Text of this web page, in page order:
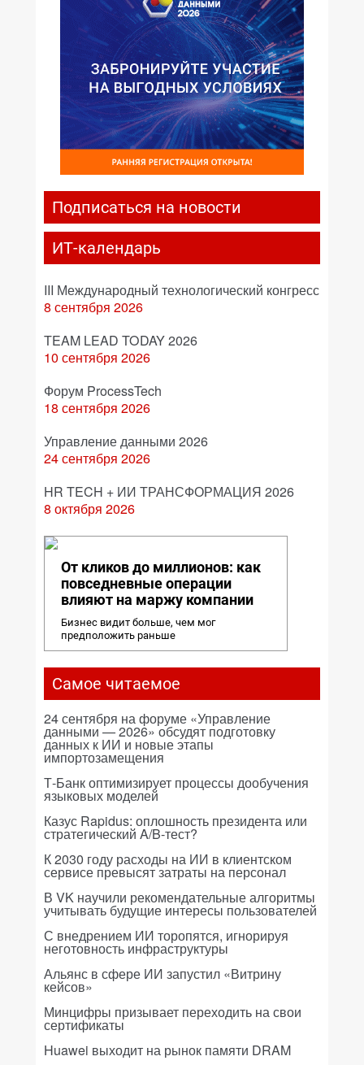
Подписаться на новости
ИТ-календарь
III Международный технологический конгресс
8 сентября 2026
TEAM LEAD TODAY 2026
10 сентября 2026
Форум ProcessTech
18 сентября 2026
Управление данными 2026
24 сентября 2026
HR TECH + ИИ ТРАНСФОРМАЦИЯ 2026
8 октября 2026
От кликов до миллионов: как
повседневные операции
влияют на маржу компании
Бизнес видит больше, чем мог
предположить раньше
Самое читаемое
24 сентября на форуме «Управление
данными — 2026» обсудят подготовку
данных к ИИ и новые этапы
импортозамещения
Т-Банк оптимизирует процессы дообучения
языковых моделей
Казус Rapidus: оплошность президента или
стратегический A/B-тест?
К 2030 году расходы на ИИ в клиентском
сервисе превысят затраты на персонал
В VK научили рекомендательные алгоритмы
учитывать будущие интересы пользователей
С внедрением ИИ торопятся, игнорируя
неготовность инфраструктуры
Альянс в сфере ИИ запустил «Витрину
кейсов»
Минцифры призывает переходить на свои
сертификаты
Huawei выходит на рынок памяти DRAM